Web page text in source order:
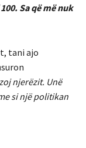
Sa që më nuk
tani ajo
njerëzit. Unë
si një politikan